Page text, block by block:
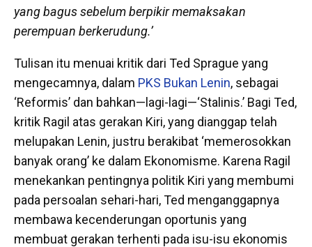
yang bagus sebelum berpikir memaksakan
perempuan berkerudung.’
Tulisan itu menuai kritik dari Ted Sprague yang
mengecamnya, dalam PKS Bukan Lenin, sebagai
‘Reformis’ dan bahkan—lagi-lagi—‘Stalinis.’ Bagi Ted,
kritik Ragil atas gerakan Kiri, yang dianggap telah
melupakan Lenin, justru berakibat ‘memerosokkan
banyak orang’ ke dalam Ekonomisme. Karena Ragil
menekankan pentingnya politik Kiri yang membumi
pada persoalan sehari-hari, Ted menganggapnya
membawa kecenderungan oportunis yang
membuat gerakan terhenti pada isu-isu ekonomis